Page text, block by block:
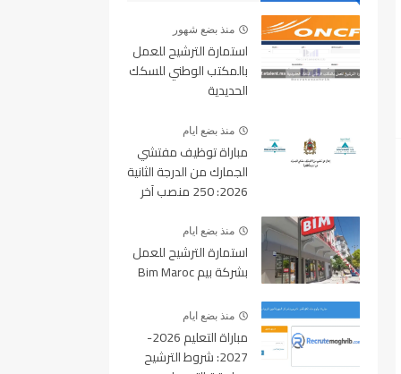
منذ بضع شهور
استمارة الترشيح للعمل
بالمكتب الوطني للسكك
الحديدية
منذ بضع ايام
مباراة توظيف مفتشي
الجمارك من الدرجة الثانية
2026: 250 منصب آخر
2026منذ بضع ايام
استمارة الترشيح للعمل
بشركة بيم Bim Maroc
منذ بضع ايام
مباراة التعليم 2026-
2027: شروط الترشيح